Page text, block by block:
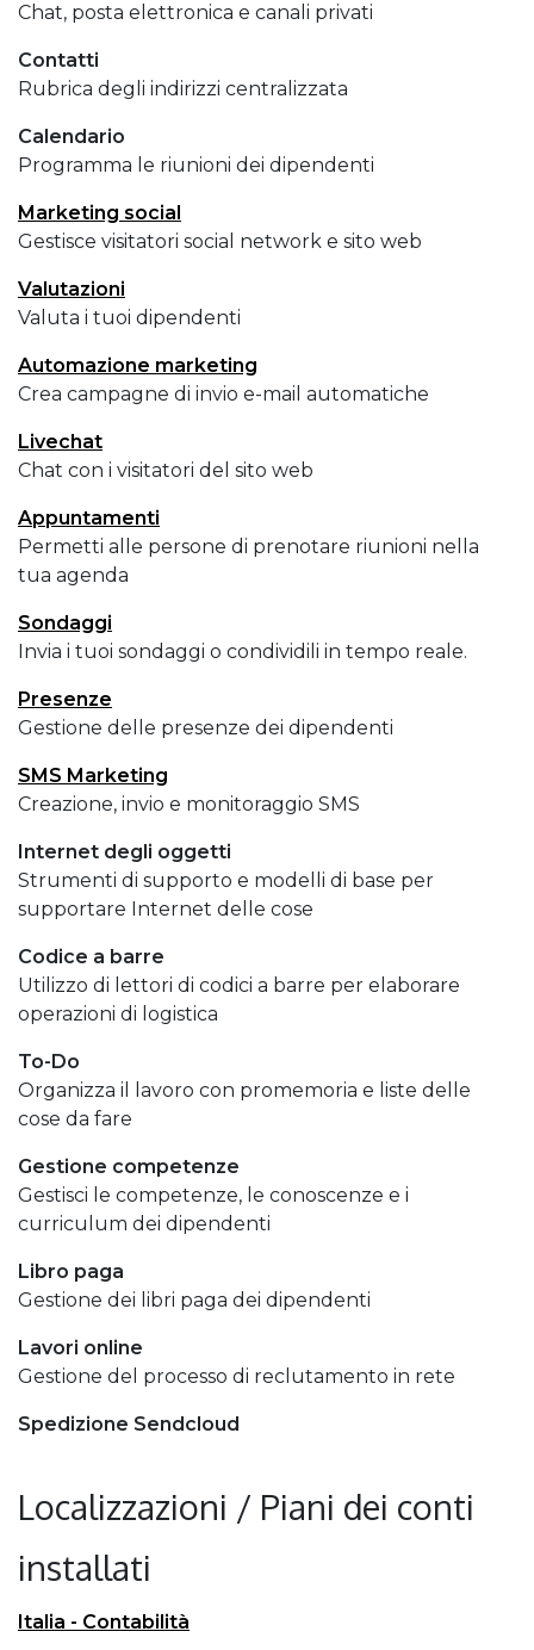
Chat, posta elettronica e canali privati
Contatti
Rubrica degli indirizzi centralizzata
Calendario
Programma le riunioni dei dipendenti
Marketing social
Gestisce visitatori social network e sito web
Valutazioni
Valuta i tuoi dipendenti
Automazione marketing
Crea campagne di invio e-mail automatiche
Livechat
Chat con i visitatori del sito web
Appuntamenti
Permetti alle persone di prenotare riunioni nella
tua agenda
Sondaggi
Invia i tuoi sondaggi o condividili in tempo reale.
Presenze
Gestione delle presenze dei dipendenti
SMS Marketing
Creazione, invio e monitoraggio SMS
Internet degli oggetti
Strumenti di supporto e modelli di base per
supportare Internet delle cose
Codice a barre
Utilizzo di lettori di codici a barre per elaborare
operazioni di logistica
To-Do
Organizza il lavoro con promemoria e liste delle
cose da fare
Gestione competenze
Gestisci le competenze, le conoscenze e i
curriculum dei dipendenti
Libro paga
Gestione dei libri paga dei dipendenti
Lavori online
Gestione del processo di reclutamento in rete
Spedizione Sendcloud
Localizzazioni / Piani dei conti
installati
Italia - Contabilità